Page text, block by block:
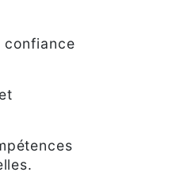
confiance